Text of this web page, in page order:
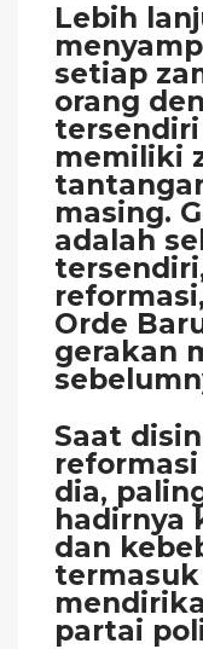
Lebih
setiap
orang
memiliki
masing.
adalah
Orde
gerakan
Saat
dia,
hadirnya
dan
partai